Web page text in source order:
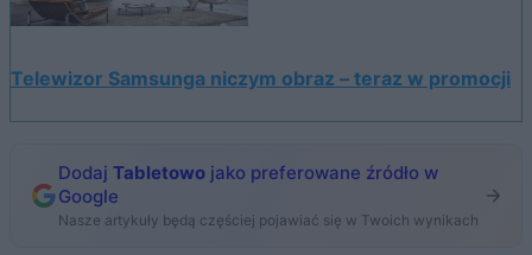
Telewizor Samsunga niczym obraz – teraz w promocji
Dodaj Tabletowo jako preferowane źródło w
Google
Nasze artykuły będą częściej pojawiać się w Twoich wynikach